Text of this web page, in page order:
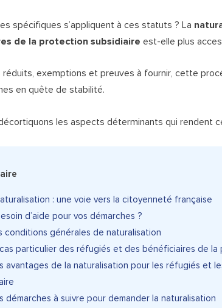
spécifiques s’appliquent à ces statuts ? La
de la protection subsidiaire est-elle plus
réduits, exemptions et preuves à fournir, cette
en quête de stabilité.
les aspects déterminants qui rendent
: une voie vers la citoyenneté française
d’aide pour vos démarches ?
conditions générales de naturalisation
particulier des réfugiés et des bénéficiaires de
avantages de la naturalisation pour les réfugiés et
démarches à suivre pour demander la naturalisation